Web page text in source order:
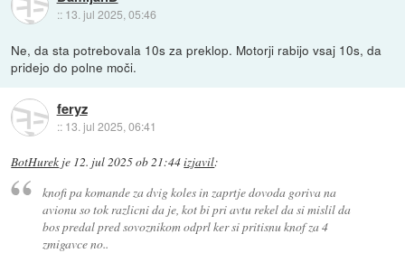
:: 13. jul 2025, 05:46
Ne, da sta potrebovala 10s za preklop. Motorji rabijo vsaj 10s, da
pridejo do polne moči.
feryz
:: 13. jul 2025, 06:41
BotHurek je 12. jul 2025 ob 21:44izjavil:
knofi pa komande za dvig koles in zaprtje dovoda goriva na
avionu so tok razlicni da je, kot bi pri avtu rekel da si mislil da
bos predal pred sovoznikom odprl ker si pritisnu knof za 4
zmigavce no..